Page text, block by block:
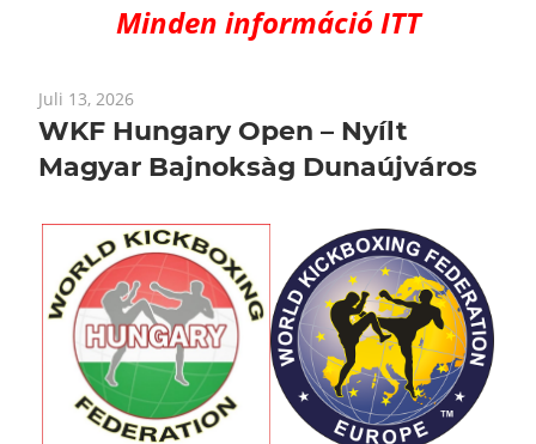
Minden információ ITT
Juli 13, 2026
WKF Hungary Open – Nyílt
Magyar Bajnoksàg Dunaújváros